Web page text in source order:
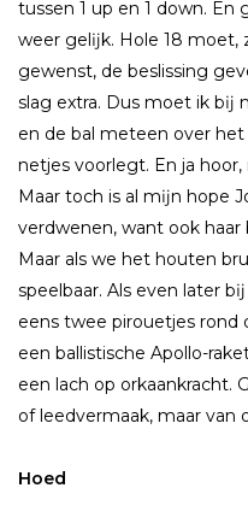
tussen 1 up en 1 down. En
weer gelĳk. Hole 18 moet,
gewenst, de beslissing
slag extra. Dus moet ik bĳ
en de bal meteen over
netjes voorlegt. En ja
Maar toch is al mĳn hope
verdwenen, want ook
Maar als we het houten
speelbaar. Als even later
eens twee pirouetjes rond
een ballistische Apollo-
een lach op orkaankracht.
of leedvermaak, maar van
Hoed